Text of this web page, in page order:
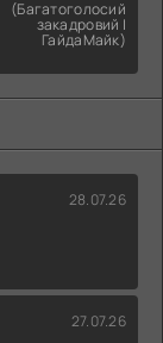
(Багатоголосий
закадровий |
ГайдаМайк)
28.07.26
27.07.26